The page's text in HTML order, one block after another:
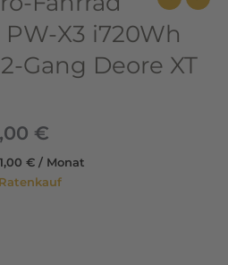
PW-X3 i720Wh
Gang Deore XT
€
€ / Monat